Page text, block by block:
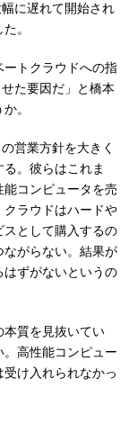
に遅れて開始され
。
トクラウドへの指
た要因だ」と橋本
。
営業方針を大きく
。彼らはこれま
コンピュータを売
ラウドはハードや
スとして購入するの
がらない。結果が
ずがないというの
質を見抜いてい
高性能コンピュー
け入れられなかっ